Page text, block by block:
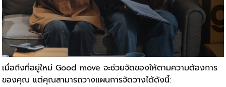
เมื่อถึงที่อยู่ใหม่ Good move จะช่วยจัดของให้ตามความต้องการ
ของคุณ แต่คุณสามารถวางแผนการจัดวางได้ดังนี้: